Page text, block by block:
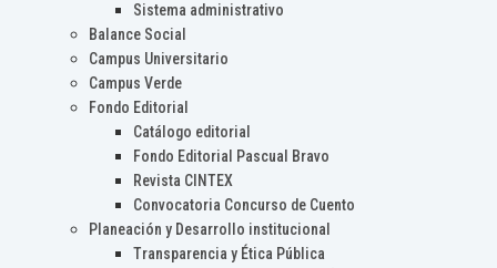
Sistema administrativo
Balance Social
Campus Universitario
Campus Verde
Fondo Editorial
Catálogo editorial
Fondo Editorial Pascual Bravo
Revista CINTEX
Convocatoria Concurso de Cuento
Planeación y Desarrollo institucional
Transparencia y Ética Pública